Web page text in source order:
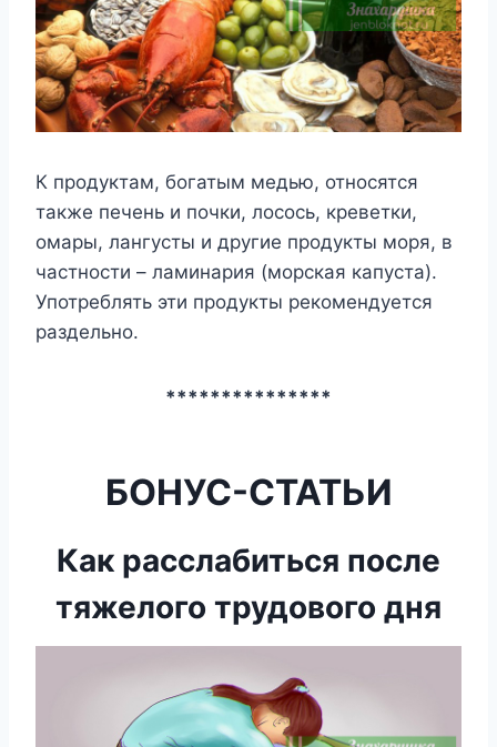
К продуктам, богатым медью, относятся
также печень и почки, лосось, креветки,
омары, лангусты и другие продукты моря, в
частности – ламинария (морская капуста).
Употреблять эти продукты рекомендуется
раздельно.
***************
БОНУС-СТАТЬИ
Как расслабиться после
тяжелого трудового дня